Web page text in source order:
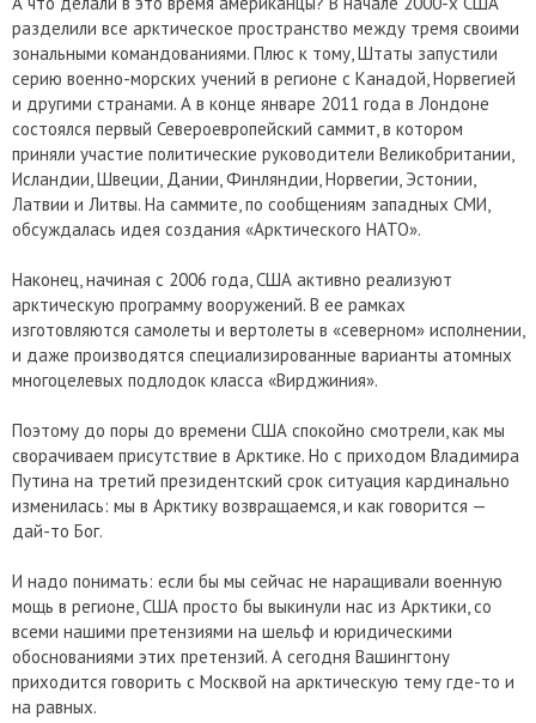
разделили все арктическое пространство между тремя своими
зональными командованиями. Плюс к тому, Штаты запустили
серию военно-морских учений в регионе с Канадой, Норвегией
и другими странами. А в конце январе 2011 года в Лондоне
состоялся первый Североевропейский саммит, в котором
приняли участие политические руководители Великобритании,
Исландии, Швеции, Дании, Финляндии, Норвегии, Эстонии,
Латвии и Литвы. На саммите, по сообщениям западных СМИ,
обсуждалась идея создания «Арктического НАТО».
Наконец, начиная с 2006 года, США активно реализуют
арктическую программу вооружений. В ее рамках
изготовляются самолеты и вертолеты в «северном» исполнении,
и даже производятся специализированные варианты атомных
многоцелевых подлодок класса «Вирджиния».
Поэтому до поры до времени США спокойно смотрели, как мы
сворачиваем присутствие в Арктике. Но с приходом Владимира
Путина на третий президентский срок ситуация кардинально
изменилась: мы в Арктику возвращаемся, и как говорится —
дай-то Бог.
И надо понимать: если бы мы сейчас не наращивали военную
мощь в регионе, США просто бы выкинули нас из Арктики, со
всеми нашими претензиями на шельф и юридическими
обоснованиями этих претензий. А сегодня Вашингтону
приходится говорить с Москвой на арктическую тему где-то и
на равных.